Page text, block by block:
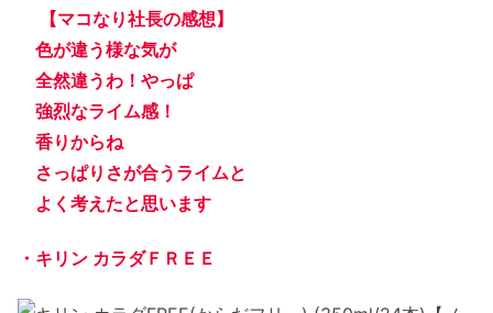
【マコなり社長の感想】
色が違う様な気が
全然違うわ！やっぱ
強烈なライム感！
香りからね
さっぱりさが合うライムと
よく考えたと思います
・キリン カラダＦＲＥＥ